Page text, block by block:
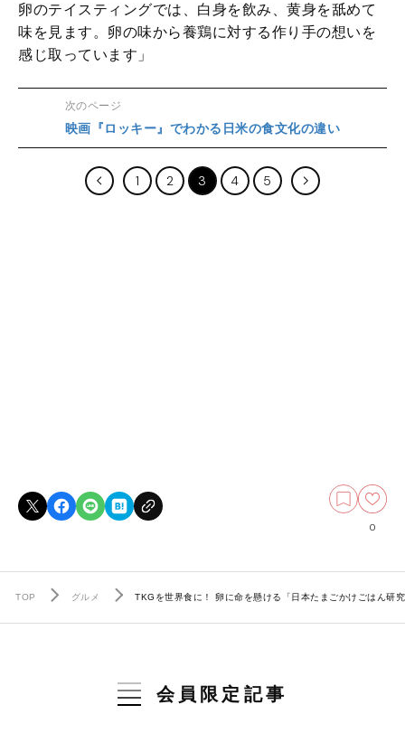
卵のテイスティングでは、白身を飲み、黄身を舐めて
味を見ます。卵の味から養鶏に対する作り手の想いを
感じ取っています」
次のページ
映画『ロッキー』でわかる日米の食文化の違い
1 2 3 4 5
0
TOP グルメ TKGを世界食に！ 卵に命を懸ける「日本たまごかけごはん研
会員限定記事